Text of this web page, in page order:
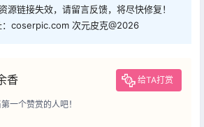
源链接失效，请留言反馈，将尽快修复！
：coserpic.com 次元皮克@2026
香 给TA打赏
一个赞赏的人吧！